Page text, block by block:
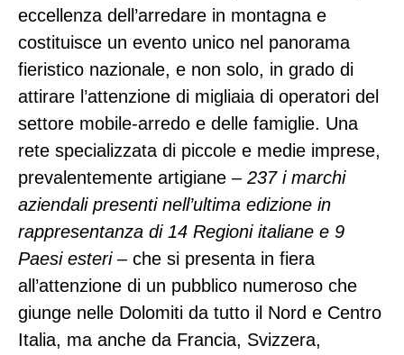
eccellenza dell’arredare in montagna e
costituisce un evento unico nel panorama
fieristico nazionale, e non solo, in grado di
attirare l’attenzione di migliaia di operatori del
settore mobile-arredo e delle famiglie. Una
rete specializzata di piccole e medie imprese,
prevalentemente artigiane – 237 i marchi
aziendali presenti nell’ultima edizione in
rappresentanza di 14 Regioni italiane e 9
Paesi esteri –che si presenta in fiera
all’attenzione di un pubblico numeroso che
giunge nelle Dolomiti da tutto il Nord e Centro
Italia, ma anche da Francia, Svizzera,